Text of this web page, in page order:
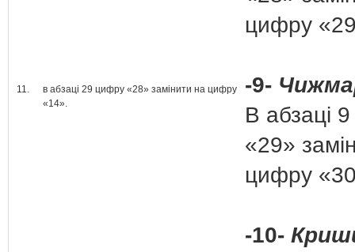
цифру
11.
в абзаці 29 цифру «28» замінити на цифру
«14».
-9-
В абзаці
«29»
цифру
-10-